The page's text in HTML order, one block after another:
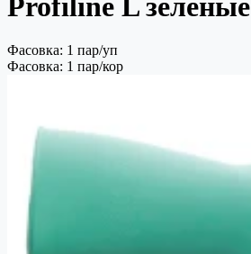
Фасовка: 1 пар/уп
Фасовка: 1 пар/кор